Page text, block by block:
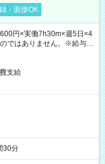
・面接OK
円×実働7h30m×週5日×4
ではありません。※給与即
支給
30分